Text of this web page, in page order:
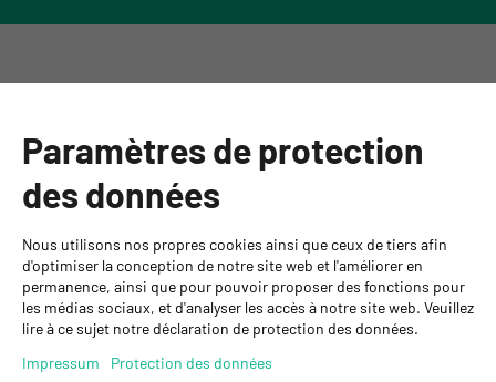
Informations
GYSO SA
Succursale Crissier
Chemin de Closalet 20
1023 Crissier
+41 21 637 70 90
Paramètres de protection
des données
Nous utilisons nos propres cookies ainsi que ceux de tiers afin
d'optimiser la conception de notre site web et l'améliorer en
permanence, ainsi que pour pouvoir proposer des fonctions pour
les médias sociaux, et d'analyser les accès à notre site web. Veuillez
lire à ce sujet notre déclaration de protection des données.
Impressum
Protection des données